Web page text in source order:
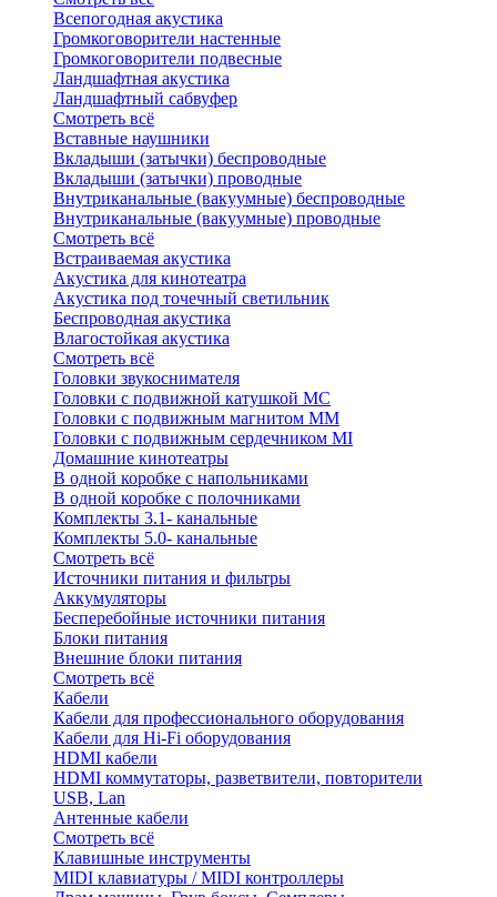
Всепогодная акустика
Громкоговорители настенные
Громкоговорители подвесные
Ландшафтная акустика
Ландшафтный сабвуфер
Смотреть всё
Вставные наушники
Вкладыши (затычки) беспроводные
Вкладыши (затычки) проводные
Внутриканальные (вакуумные) беспроводные
Внутриканальные (вакуумные) проводные
Смотреть всё
Встраиваемая акустика
Акустика для кинотеатра
Акустика под точечный светильник
Беспроводная акустика
Влагостойкая акустика
Смотреть всё
Головки звукоснимателя
Головки с подвижной катушкой MC
Головки с подвижным магнитом ММ
Головки с подвижным сердечником MI
Домашние кинотеатры
В одной коробке с напольниками
В одной коробке с полочниками
Комплекты 3.1- канальные
Комплекты 5.0- канальные
Смотреть всё
Источники питания и фильтры
Аккумуляторы
Бесперебойные источники питания
Блоки питания
Внешние блоки питания
Смотреть всё
Кабели
Кабели для профессионального оборудования
Кабели для Hi-Fi оборудования
HDMI кабели
HDMI коммутаторы, разветвители, повторители
USB, Lan
Антенные кабели
Смотреть всё
Клавишные инструменты
MIDI клавиатуры / MIDI контроллеры